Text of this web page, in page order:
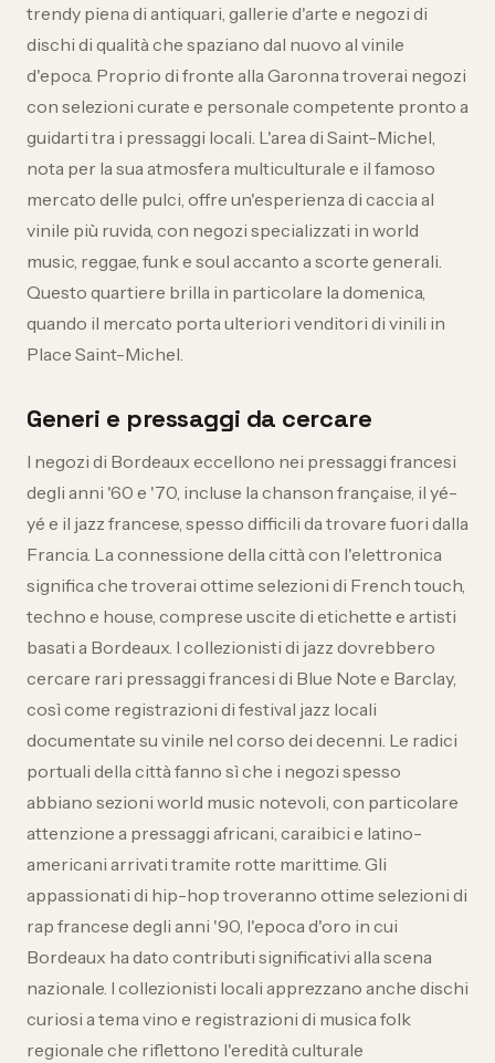
trendy piena di antiquari, gallerie d'arte e negozi di
dischi di qualità che spaziano dal nuovo al vinile
d'epoca. Proprio di fronte alla Garonna troverai negozi
con selezioni curate e personale competente pronto a
guidarti tra i pressaggi locali. L'area di Saint-Michel,
nota per la sua atmosfera multiculturale e il famoso
mercato delle pulci, offre un'esperienza di caccia al
vinile più ruvida, con negozi specializzati in world
music, reggae, funk e soul accanto a scorte generali.
Questo quartiere brilla in particolare la domenica,
quando il mercato porta ulteriori venditori di vinili in
Place Saint-Michel.
Generi e pressaggi da cercare
I negozi di Bordeaux eccellono nei pressaggi francesi
degli anni '60 e '70, incluse la chanson française, il yé-
yé e il jazz francese, spesso difficili da trovare fuori dalla
Francia. La connessione della città con l'elettronica
significa che troverai ottime selezioni di French touch,
techno e house, comprese uscite di etichette e artisti
basati a Bordeaux. I collezionisti di jazz dovrebbero
cercare rari pressaggi francesi di Blue Note e Barclay,
così come registrazioni di festival jazz locali
documentate su vinile nel corso dei decenni. Le radici
portuali della città fanno sì che i negozi spesso
abbiano sezioni world music notevoli, con particolare
attenzione a pressaggi africani, caraibici e latino-
americani arrivati tramite rotte marittime. Gli
appassionati di hip-hop troveranno ottime selezioni di
rap francese degli anni '90, l'epoca d'oro in cui
Bordeaux ha dato contributi significativi alla scena
nazionale. I collezionisti locali apprezzano anche dischi
curiosi a tema vino e registrazioni di musica folk
regionale che riflettono l'eredità culturale